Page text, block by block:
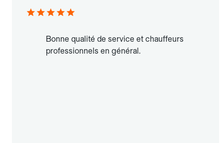
Bonne qualité de service et chauffeurs
professionnels en général.